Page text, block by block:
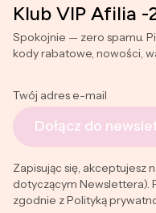
Klub VIP Afilia
Spokojnie — zero spamu.
kody rabatowe, nowości,
Twój adres e-mail
Dołącz do
Zapisując się, akceptujesz
dotyczącym Newslettera).
zgodnie z Polityką